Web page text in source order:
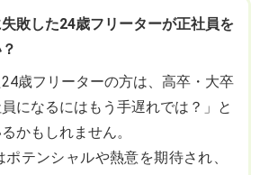
敗した24歳フリーターが正社員を
歳フリーターの方は、高卒・大卒
になるにはもう手遅れでは？」と
かもしれません。
ポテンシャルや熱意を期待され、